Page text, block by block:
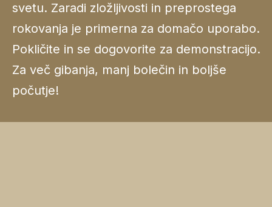
svetu. Zaradi zložljivosti in preprostega
rokovanja je primerna za domačo uporabo.
Pokličite in se dogovorite za demonstracijo.
Za več gibanja, manj bolečin in boljše
počutje!